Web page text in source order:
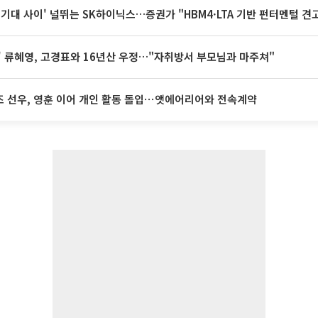
대 사이' 널뛰는 SK하이닉스…증권가 "HBM4·LTA 기반 펀터멘털 견
혜영, 고경표와 16년산 우정…"자취방서 부모님과 마주쳐"
선우, 영훈 이어 개인 활동 돌입⋯앳에어리어와 전속계약